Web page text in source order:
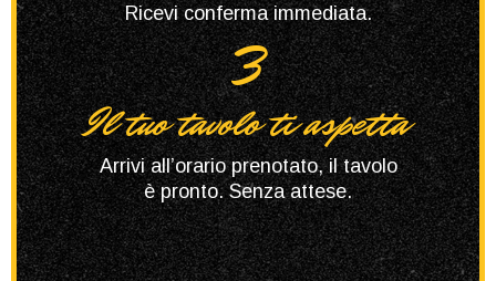
Ricevi conferma immediata.
3
Il tuo tavolo ti aspetta
Arrivi all’orario prenotato, il tavolo
è pronto. Senza attese.